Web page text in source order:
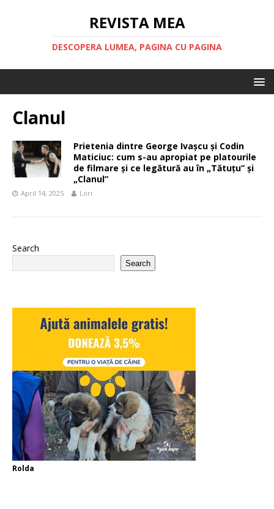
REVISTA MEA
DESCOPERA LUMEA, PAGINA CU PAGINA
Clanul
Prietenia dintre George Ivașcu și Codin
Maticiuc: cum s-au apropiat pe platourile
de filmare și ce legătură au în „Tătuțu” și
„Clanul”
April 14, 2025 Lori
Search
Search
Rolda